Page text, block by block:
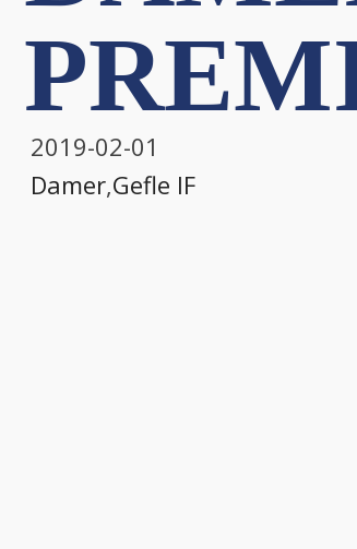
2019-02-01
Damer,Gefle IF